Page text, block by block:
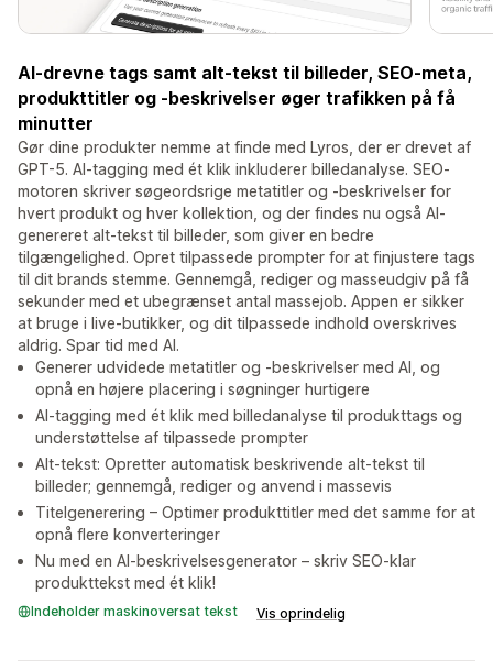
AI-drevne tags samt alt-tekst til billeder, SEO-meta,
produkttitler og -beskrivelser øger trafikken på få
minutter
Gør dine produkter nemme at finde med Lyros, der er drevet af
GPT-5. AI-tagging med ét klik inkluderer billedanalyse. SEO-
motoren skriver søgeordsrige metatitler og -beskrivelser for
hvert produkt og hver kollektion, og der findes nu også AI-
genereret alt-tekst til billeder, som giver en bedre
tilgængelighed. Opret tilpassede prompter for at finjustere tags
til dit brands stemme. Gennemgå, rediger og masseudgiv på få
sekunder med et ubegrænset antal massejob. Appen er sikker
at bruge i live-butikker, og dit tilpassede indhold overskrives
aldrig. Spar tid med AI.
Generer udvidede metatitler og -beskrivelser med AI, og
opnå en højere placering i søgninger hurtigere
AI-tagging med ét klik med billedanalyse til produkttags og
understøttelse af tilpassede prompter
Alt-tekst: Opretter automatisk beskrivende alt-tekst til
billeder; gennemgå, rediger og anvend i massevis
Titelgenerering – Optimer produkttitler med det samme for at
opnå flere konverteringer
Nu med en AI-beskrivelsesgenerator – skriv SEO-klar
produkttekst med ét klik!
Indeholder maskinoversat tekst Vis oprindelig